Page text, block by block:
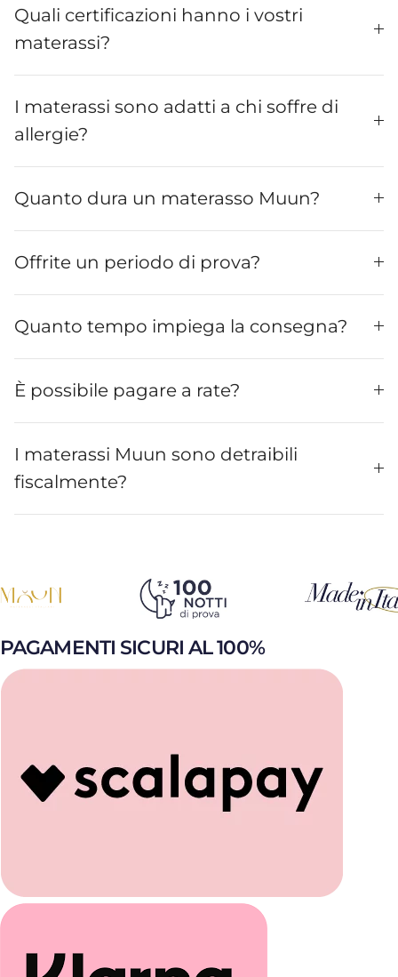
Quali certificazioni hanno i vostri
materassi?
I materassi sono adatti a chi soffre di
allergie?
Quanto dura un materasso Muun?
Offrite un periodo di prova?
Quanto tempo impiega la consegna?
È possibile pagare a rate?
I materassi Muun sono detraibili
fiscalmente?
PAGAMENTI SICURI AL 100%